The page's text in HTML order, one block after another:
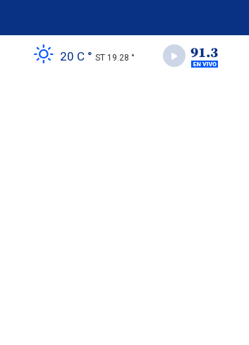
20 C ° ST 19.28 °